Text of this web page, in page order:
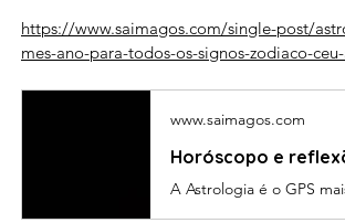
https://www.saimagos.com/single-post/
mes-ano-para-todos-os-signos-zodiaco-
www.saimagos.com
Horóscopo e